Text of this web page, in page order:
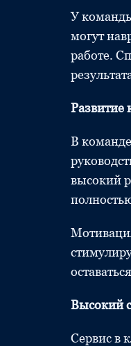
У
могут
работе.
Развитие
В
высокий
Высокий
Сервис в